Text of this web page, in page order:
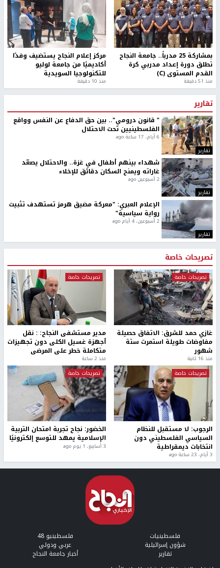
بمشاركة 25 مدرباً.. جامعة النجاح
تطلق دورة إعداد مدربي كرة
القدم المستوى (C)
منذ 51 دقيقة
مركز إعلام النجاح يستضيف وفدًا
أكاديميًا من جامعة لوليو
للتكنولوجيا السويدية
منذ 10 دقيقة
تقارير
تقارير
" قانون درومي".. بين حق الدفاع عن النفس وواقع
الفلسطينيين تحت الاحتلال
6 أيام، 17 ساعة ago
تقارير
شهداء بينهم أطفال في غزة.. والاحتلال يصعّد
غاراته ويمنح السكان دقائق للإخلاء
2 أسبوعين ago
تقارير
الإعلام العبري: "معركة مضيق هرمز تستهدف تثبيت
رواية سياسية"
2 أسبوعين، 4 أيام ago
تصريحات خاصة
تصريحات خاصة
غازي حمد للشرق: الاتفاق حصيلة
مفاوضات طويلة استمرت ستة
شهور
منذ 16 ثانية
تصريحات خاصة
مدير مستشفى النجاح: : نقل
أجهزة غسيل الكلى دون تجهيزات
متكاملة خطر على المرضى
منذ 2 ساعة
تصريحات خاصة
الرجوب: لا مستقبل للنظام
السياسي الفلسطيني دون
انتخابات ديمقراطية
3 أيام، 23 ساعة ago
تصريحات خاصة
الخضور: نجاح تجربة امتحان التربية
الإسلامية يمهد للتوسع إلكترونيًا
3 أسابيع، 1 يوم ago
فلسطينيات فلسطينيو 48
شؤون إسرائيلية عربي ودولي
تقارير
أخبار جامعة النجاح